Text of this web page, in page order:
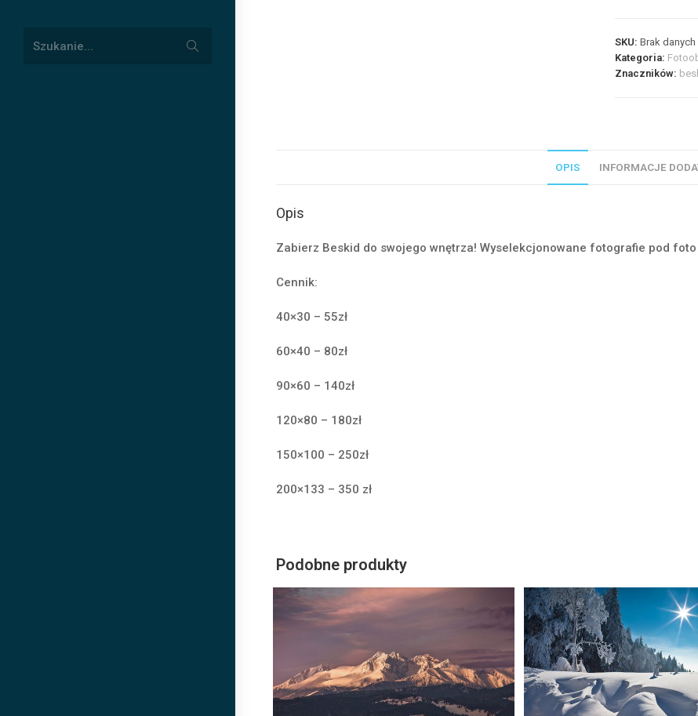
Szukanie...
search
zawilce
#03653
SKU:Brak danych
Kategoria:
Znaczników:
OPIS INFORMACJE
Opis
Zabierz Beskid do swojego wnętrza! Wyselekcjonowane fotografie pod
Cennik:
40×30 – 55zł
60×40 – 80zł
90×60 – 140zł
120×80 – 180zł
150×100 – 250zł
200×133 – 350 zł
Podobne produkty